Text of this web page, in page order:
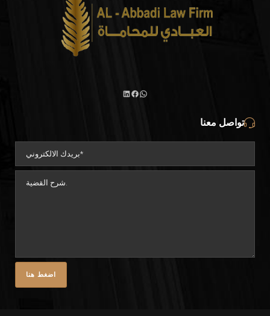
تواصل معنا